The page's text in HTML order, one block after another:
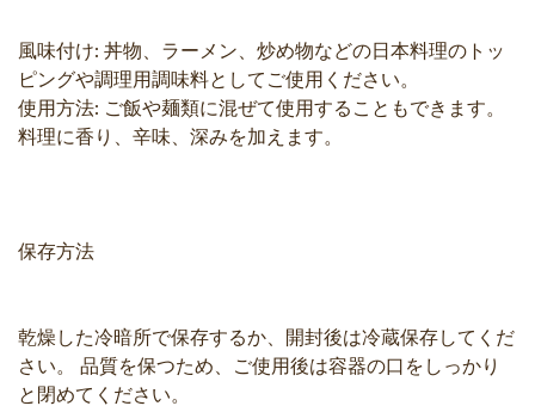
風味付け: 丼物、ラーメン、炒め物などの日本料理のトッ
ピングや調理用調味料としてご使用ください。
使用方法: ご飯や麺類に混ぜて使用することもできます。
料理に香り、辛味、深みを加えます。
保存方法
乾燥した冷暗所で保存するか、開封後は冷蔵保存してくだ
さい。 品質を保つため、ご使用後は容器の口をしっかり
と閉めてください。